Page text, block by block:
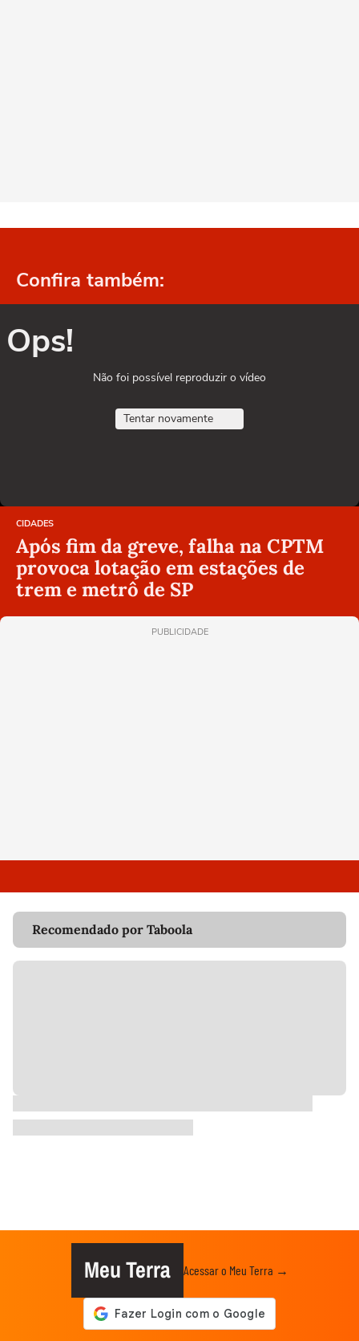
Confira também:
Ops!
Não foi possível reproduzir o vídeo
Tentar novamente
CIDADES
Após fim da greve, falha na CPTM
provoca lotação em estações de
trem e metrô de SP
PUBLICIDADE
Recomendado por Taboola
Meu Terra Acessar o Meu Terra →